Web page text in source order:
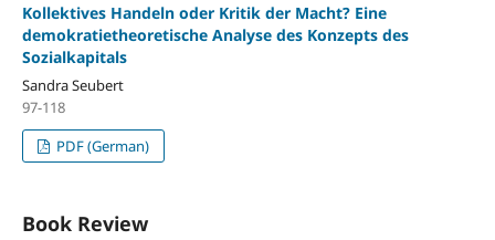
Kollektives Handeln oder Kritik der Macht? Eine
demokratietheoretische Analyse des Konzepts des
Sozialkapitals
Sandra Seubert
97-118
PDF (German)
Book Review